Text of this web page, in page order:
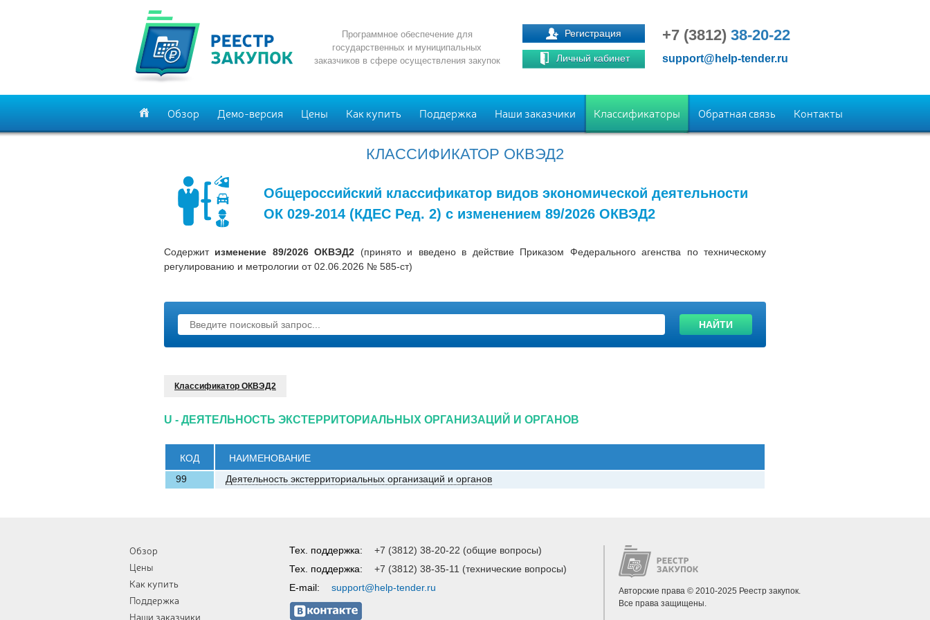
Программное обеспечение для
государственных и муниципальных
заказчиков в сфере осуществления закупок
Регистрация
Личный кабинет
+7 (3812) 38-20-22
support@help-tender.ru
Обзор Демо-версия Цены Как купить Поддержка Наши заказчики Классификаторы Обратная связь Контакты
КЛАССИФИКАТОР ОКВЭД2
Общероссийский классификатор видов экономической деятельности
ОК 029-2014 (КДЕС Ред. 2) с изменением 89/2026 ОКВЭД2
Содержит изменение 89/2026 ОКВЭД2 (принято и введено в действие Приказом Федерального агенства по техническому
регулированию и метрологии от 02.06.2026 № 585-ст)
НАЙТИ
Классификатор ОКВЭД2
U - ДЕЯТЕЛЬНОСТЬ ЭКСТЕРРИТОРИАЛЬНЫХ ОРГАНИЗАЦИЙ И ОРГАНОВ
КОД
НАИМЕНОВАНИЕ
99
Деятельность экстерриториальных организаций и органов
Обзор
Цены
Как купить
Поддержка
Наши заказчики
Тех. поддержка:
+7 (3812) 38-20-22 (общие вопросы)
Тех. поддержка:
+7 (3812) 38-35-11 (технические вопросы)
E-mail:
support@help-tender.ru
Авторские права © 2010-2025 Реестр закупок.
Все права защищены.